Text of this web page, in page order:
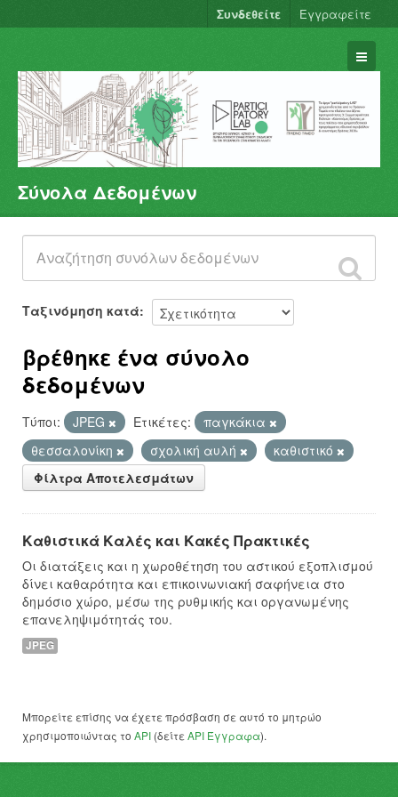
Συνδεθείτε Εγγραφείτε
Σύνολα Δεδομένων
Φορείς
Ομάδες
Σχετικά
Σύνολα Δεδομένων
Ταξινόμηση κατά
βρέθηκε ένα σύνολο
δεδομένων
Τύποι: JPEG Ετικέτες:
παγκάκια
θεσσαλονίκη
σχολική αυλή
καθιστικό
Φίλτρα Αποτελεσμάτων
Καθιστικά Καλές και Κακές Πρακτικές
Οι διατάξεις και η χωροθέτηση του αστικού εξοπλισμού
δίνει καθαρότητα και επικοινωνιακή σαφήνεια στο
δημόσιο χώρο, μέσω της ρυθμικής και οργανωμένης
επανεληψιμότητάς του.
JPEG
Μπορείτε επίσης να έχετε πρόσβαση σε αυτό το μητρώο
χρησιμοποιώντας το API (δείτε API Έγγραφα).